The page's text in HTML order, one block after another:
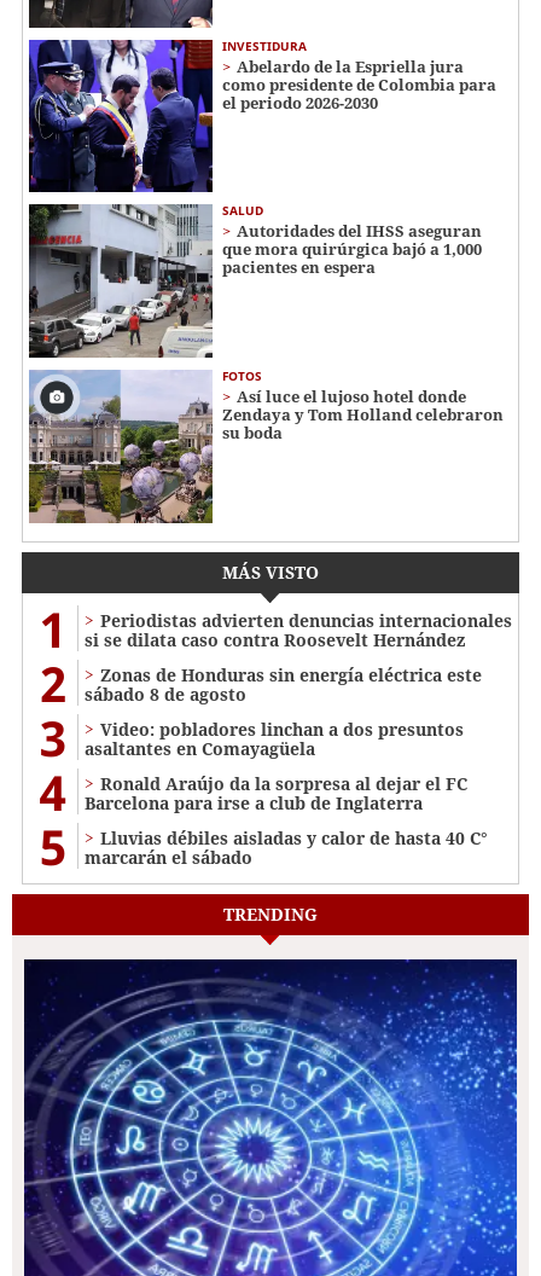
INVESTIDURA
Abelardo de la Espriella jura
como presidente de Colombia para
el periodo 2026-2030
SALUD
Autoridades del IHSS aseguran
que mora quirúrgica bajó a 1,000
pacientes en espera
FOTOS
Así luce el lujoso hotel donde
Zendaya y Tom Holland celebraron
su boda
MÁS VISTO
1
Periodistas advierten denuncias internacionales
si se dilata caso contra Roosevelt Hernández
2
Zonas de Honduras sin energía eléctrica este
sábado 8 de agosto
3
Video: pobladores linchan a dos presuntos
asaltantes en Comayagüela
4
Ronald Araújo da la sorpresa al dejar el FC
Barcelona para irse a club de Inglaterra
5
Lluvias débiles aisladas y calor de hasta 40 C°
marcarán el sábado
TRENDING